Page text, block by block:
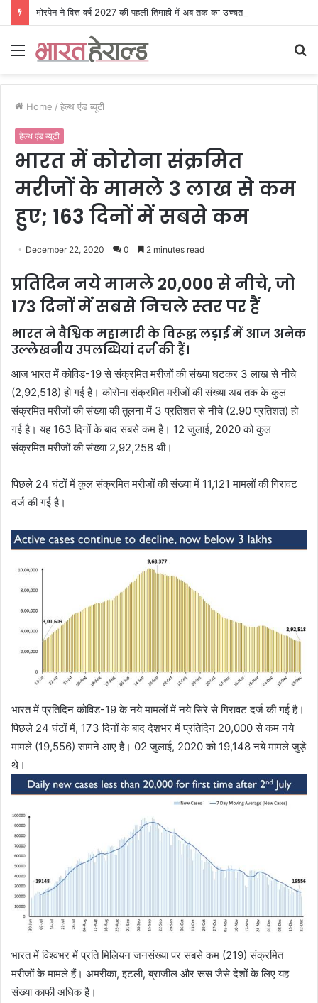
Menu
Home / हेल्थ एंड ब्यूटी
हेल्थ एंड ब्यूटी
भारत में कोरोना संक्रमित
मरीजों के मामले 3 लाख से कम
हुए; 163 दिनों में सबसे कम
December 22, 2020 0 2 minutes read
प्रतिदिन नये मामले 20,000 से नीचे, जो
173 दिनों में सबसे निचले स्‍तर पर हैं
भारत ने वैश्विक महामारी के विरूद्ध लड़ाई में आज अनेक
उल्‍लेखनीय उपलब्धियां दर्ज की हैं।
आज भारत में कोविड-19 से संक्रमित मरीजों की संख्‍या घटकर 3 लाख से नीचे
(2,92,518) हो गई है। कोरोना संक्रमित मरीजों की संख्‍या अब तक के कुल
संक्रमित मरीजों की संख्‍या की तुलना में 3 प्रतिशत से नीचे (2.90 प्रतिशत) हो
गई है। यह 163 दिनों के बाद सबसे कम है। 12 जुलाई, 2020 को कुल
संक्रमित मरीजों की संख्‍या 2,92,258 थी।
पिछले 24 घंटों में कुल संक्रमित मरीजों की संख्‍या में 11,121 मामलों की गिरावट
दर्ज की गई है।
भारत में प्रतिदिन कोविड-19 के नये मामलों में नये सिरे से गिरावट दर्ज की गई है।
पिछले 24 घंटों में, 173 दिनों के बाद देशभर में प्रतिदिन 20,000 से कम नये
मामले (19,556) सामने आए हैं। 02 जुलाई, 2020 को 19,148 नये मामले जुड़े
थे।
भारत में विश्‍वभर में प्रति मिलियन जनसंख्‍या पर सबसे कम (219) संक्रमित
मरीजों के मामले हैं। अमरीका, इटली, ब्राजील और रूस जैसे देशों के लिए यह
संख्‍या काफी अधिक है।